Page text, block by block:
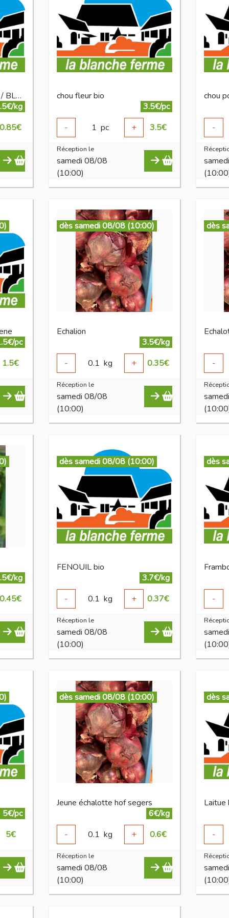
champignon CHATAIGNE / BLANC BIO
kg
0.85€
chou fleur bio
3.5€/pc
-
1 pc + 3.5€
Réception le
samedi 08/08
(10:00)
chou
-
pc
1.5€
dès samedi 08/08 (10:00)
Echalion
3.5€/kg
-
0.1 kg + 0.35€
Réception le
samedi 08/08
(10:00)
dès
-
kg
0.45€
dès samedi 08/08 (10:00)
FENOUIL bio
3.7€/kg
-
0.1 kg + 0.37€
Réception le
samedi 08/08
(10:00)
dès
-
5€/pc
5€
dès samedi 08/08 (10:00)
Jeune échalotte hof segers
6€/kg
-
0.1 kg + 0.6€
Réception le
samedi 08/08
(10:00)
dès
Laitue
-